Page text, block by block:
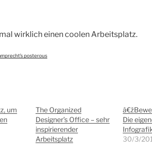
wirklich einen coolen Arbeitsplatz.
posterous
um
The Organized
Designer’s Office – sehr
inspirierender
Arbeitsplatz
Die
30/3/